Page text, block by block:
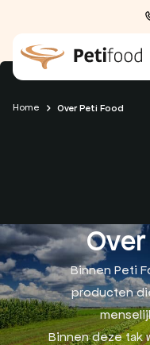
Skip to content
Home Over Peti Food
Binnen Peti
producten
Binnen deze tak